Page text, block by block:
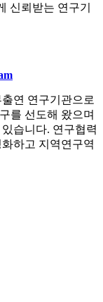
신뢰받는 연구기
연 연구기관으로
를 선도해 왔으며
습니다. 연구협력
하고 지역연구역